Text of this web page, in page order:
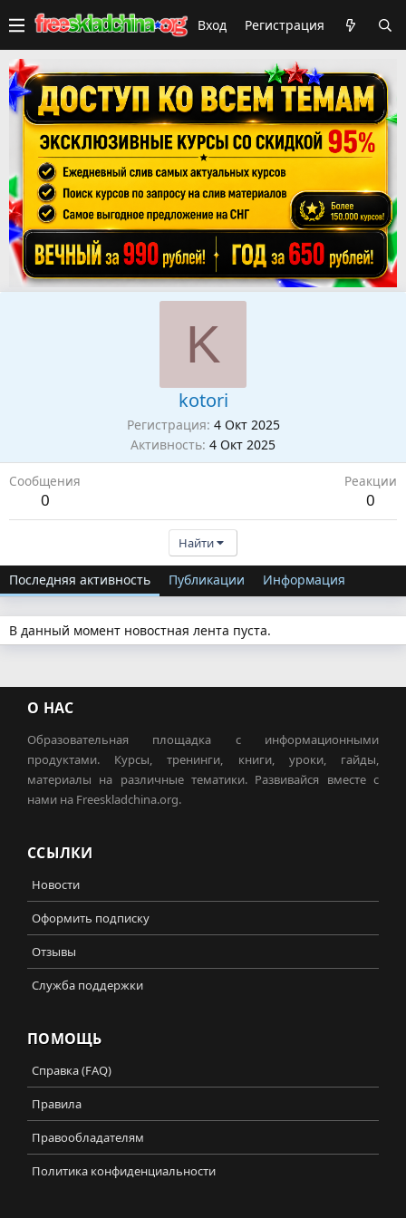
Вход Регистрация
K
kotori
Регистрация 4 Окт 2025
Активность 4 Окт 2025
Сообщения
0
Реакции
0
Найти
Последняя активность Публикации Информация
В данный момент новостная лента пуста.
О НАС
Образовательная площадка с информационными
продуктами. Курсы, тренинги, книги, уроки, гайды,
материалы на различные тематики. Развивайся вместе с
нами на Freeskladchina.org.
ССЫЛКИ
Новости
Оформить подписку
Отзывы
Служба поддержки
ПОМОЩЬ
Справка (FAQ)
Правила
Правообладателям
Политика конфиденциальности